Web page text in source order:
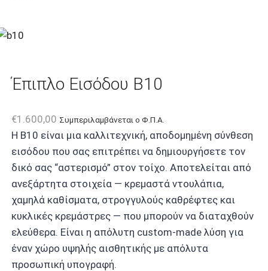
Έπιπλο Εισόδου B10
€1.600,00 Συμπεριλαμβάνεται ο Φ.Π.Α.
Η B10 είναι μια καλλιτεχνική, αποδομημένη σύνθεση
εισόδου που σας επιτρέπει να δημιουργήσετε τον
δικό σας “αστερισμό” στον τοίχο. Αποτελείται από
ανεξάρτητα στοιχεία — κρεμαστά ντουλάπια,
χαμηλά καθίσματα, στρογγυλούς καθρέφτες και
κυκλικές κρεμάστρες — που μπορούν να διαταχθούν
ελεύθερα. Είναι η απόλυτη custom-made λύση για
έναν χώρο υψηλής αισθητικής με απόλυτα
προσωπική υπογραφή.